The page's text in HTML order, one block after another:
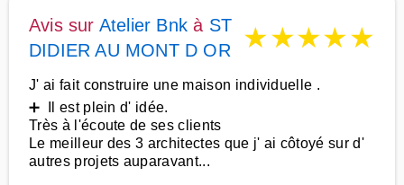
Avis sur Atelier Bnk à ST
DIDIER AU MONT D OR
★★★★★
J' ai fait construire une maison individuelle .
➕ Il est plein d' idée.
Très à l'écoute de ses clients
Le meilleur des 3 architectes que j' ai côtoyé sur d'
autres projets auparavant...